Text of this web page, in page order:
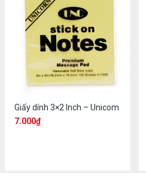
Giấy dính 3×2 Inch – Unicom
7.000₫